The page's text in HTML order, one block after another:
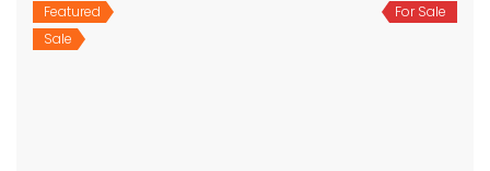
Featured
Sale
For Sale